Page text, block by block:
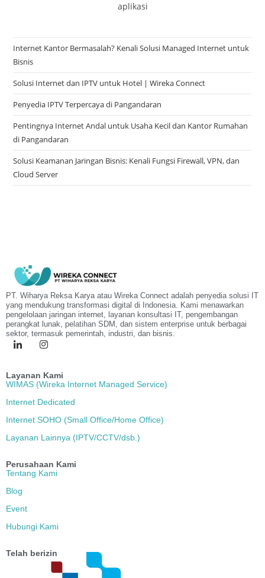
aplikasi
Internet Kantor Bermasalah? Kenali Solusi Managed Internet untuk
Bisnis
Solusi Internet dan IPTV untuk Hotel | Wireka Connect
Penyedia IPTV Terpercaya di Pangandaran
Pentingnya Internet Andal untuk Usaha Kecil dan Kantor Rumahan
di Pangandaran
Solusi Keamanan Jaringan Bisnis: Kenali Fungsi Firewall, VPN, dan
Cloud Server
PT. Wiharya Reksa Karya atau Wireka Connect adalah penyedia solusi IT
yang mendukung transformasi digital di Indonesia. Kami menawarkan
pengelolaan jaringan internet, layanan konsultasi IT, pengembangan
perangkat lunak, pelatihan SDM, dan sistem enterprise untuk berbagai
sektor, termasuk pemerintah, industri, dan bisnis.
Layanan Kami
WIMAS (Wireka Internet Managed Service)
Internet Dedicated
Internet SOHO (Small Office/Home Office)
Layanan Lainnya (IPTV/CCTV/dsb.)
Perusahaan Kami
Tentang Kami
Blog
Event
Hubungi Kami
Telah berizin